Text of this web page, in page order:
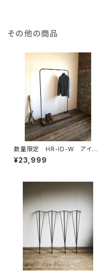
その他の商品
数量限定 HR-ID-W アイア
ン ハンガーラック ディスプレ
イラック アイアン家具 木製
¥23,999